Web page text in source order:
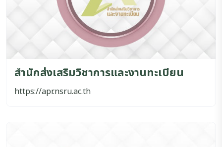
สำนักส่งเสริมวิชาการและงานทะเบียน
https://apr.nsru.ac.th